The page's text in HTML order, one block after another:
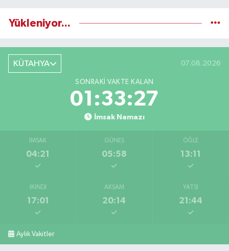
Yükleniyor...
KÜTAHYA 07.08.2026
SONRAKI VAKTE KALAN
01:33:26
İmsak Namazı
İMSAK
04:21
GÜNEŞ
05:58
ÖĞLE
13:11
İKINDI
17:01
AKŞAM
20:14
YATSI
21:44
Aylık Vakitler